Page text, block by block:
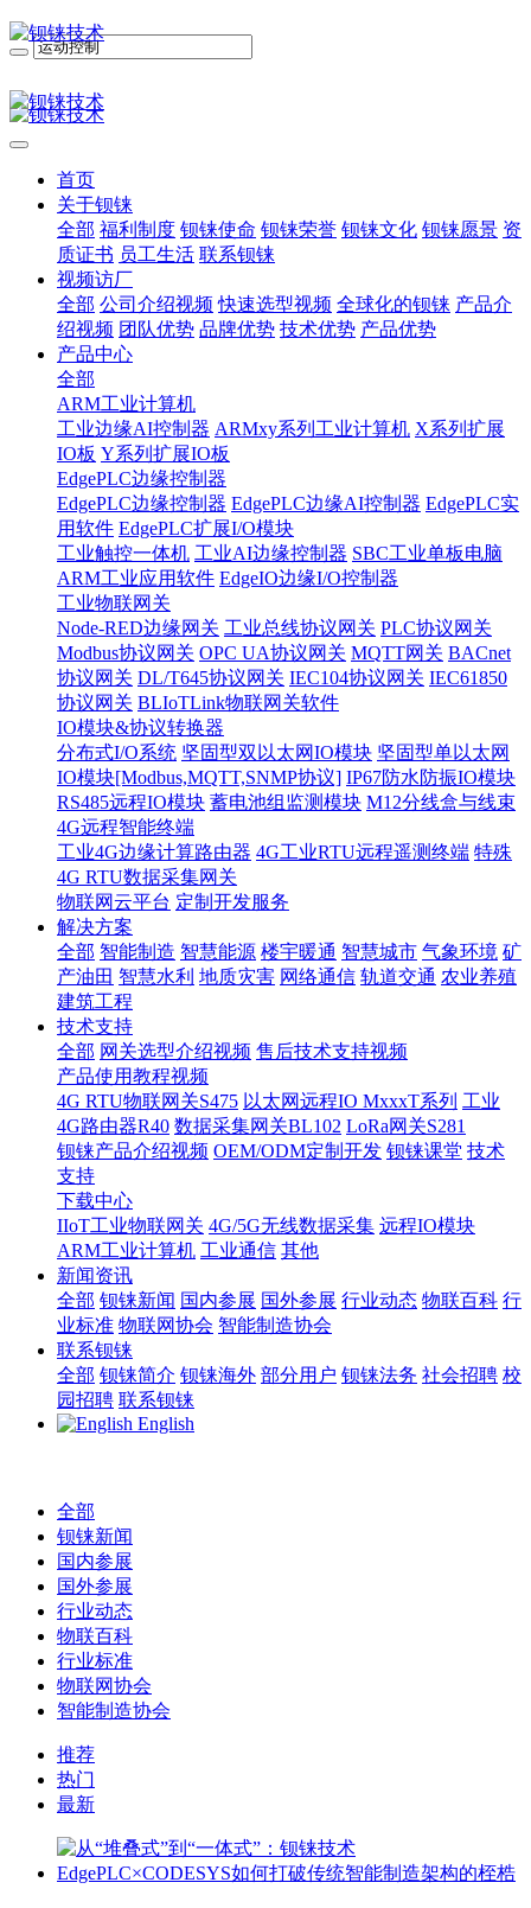
首页
关于钡铼
全部 福利制度 钡铼使命 钡铼荣誉 钡铼文化 钡铼愿景 资
质证书 员工生活 联系钡铼
视频访厂
全部 公司介绍视频 快速选型视频 全球化的钡铼 产品介
绍视频 团队优势 品牌优势 技术优势 产品优势
产品中心
全部
ARM工业计算机
工业边缘AI控制器 ARMxy系列工业计算机 X系列扩展
IO板 Y系列扩展IO板
EdgePLC边缘控制器
EdgePLC边缘控制器 EdgePLC边缘AI控制器 EdgePLC实
用软件 EdgePLC扩展I/O模块
工业触控一体机 工业AI边缘控制器 SBC工业单板电脑
ARM工业应用软件 EdgeIO边缘I/O控制器
工业物联网关
Node-RED边缘网关 工业总线协议网关 PLC协议网关
Modbus协议网关 OPC UA协议网关 MQTT网关 BACnet
协议网关 DL/T645协议网关 IEC104协议网关 IEC61850
协议网关 BLIoTLink物联网关软件
IO模块&协议转换器
分布式I/O系统 坚固型双以太网IO模块 坚固型单以太网
IO模块[Modbus,MQTT,SNMP协议] IP67防水防振IO模块
RS485远程IO模块 蓄电池组监测模块 M12分线盒与线束
4G远程智能终端
工业4G边缘计算路由器 4G工业RTU远程遥测终端 特殊
4G RTU数据采集网关
物联网云平台 定制开发服务
解决方案
全部 智能制造 智慧能源 楼宇暖通 智慧城市 气象环境 矿
产油田 智慧水利 地质灾害 网络通信 轨道交通 农业养殖
建筑工程
技术支持
全部 网关选型介绍视频 售后技术支持视频
产品使用教程视频
4G RTU物联网关S475 以太网远程IO MxxxT系列 工业
4G路由器R40 数据采集网关BL102 LoRa网关S281
钡铼产品介绍视频 OEM/ODM定制开发 钡铼课堂 技术
支持
下载中心
IIoT工业物联网关 4G/5G无线数据采集 远程IO模块
ARM工业计算机 工业通信 其他
新闻资讯
全部 钡铼新闻 国内参展 国外参展 行业动态 物联百科 行
业标准 物联网协会 智能制造协会
联系钡铼
全部 钡铼简介 钡铼海外 部分用户 钡铼法务 社会招聘 校
园招聘 联系钡铼
English
全部
钡铼新闻
国内参展
国外参展
行业动态
物联百科
行业标准
物联网协会
智能制造协会
推荐
热门
最新